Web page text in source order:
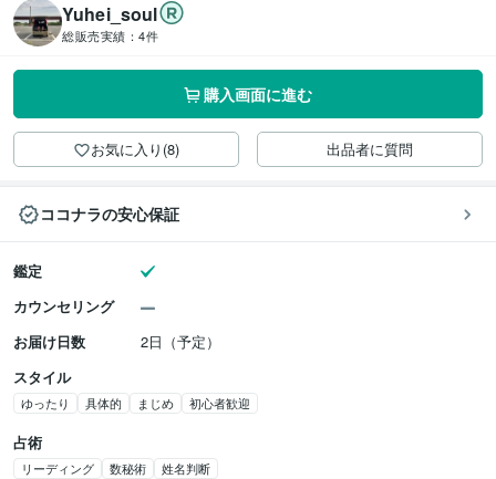
Yuhei_soul
総販売実績： 4件
購入画面に進む
お気に入り(8) 出品者に質問
ココナラの安心保証
鑑定
カウンセリング
お届け日数
2日（予定）
スタイル
ゆったり 具体的 まじめ 初心者歓迎
占術
リーディング 数秘術 姓名判断